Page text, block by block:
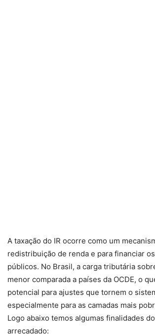
A taxação do IR ocorre como um
redistribuição de renda e para financiar
públicos. No Brasil, a carga tributária
menor comparada a países da OCDE, o
potencial para ajustes que tornem o
especialmente para as camadas mais
Logo abaixo temos algumas finalidades
arrecadado: